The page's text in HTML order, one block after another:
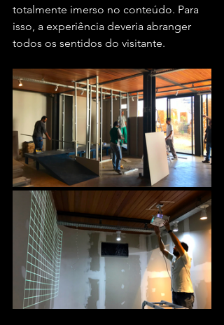
totalmente imerso no conteúdo. Para
isso, a experiência deveria abranger
todos os sentidos do visitante.